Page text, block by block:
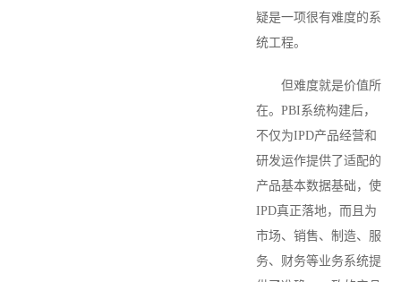
疑是一项很有难度的系
统工程。
但难度就是价值所
在。PBI系统构建后，
不仅为IPD产品经营和
研发运作提供了适配的
产品基本数据基础，使
IPD真正落地，而且为
市场、销售、制造、服
务、财务等业务系统提